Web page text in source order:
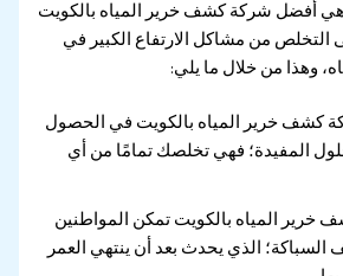
هي أفضل شركة كشف خرير المياه بالكويت
من مشاكل الارتفاع الكبير في
وهذا من خلال ما يلي:
كشف خرير المياه بالكويت في الحصول
المفيدة؛ فهي تخلصك تمامًا من أي
خرير المياه بالكويت تمكن المواطنين
الذي يحدث بعد أن ينتهي العمر